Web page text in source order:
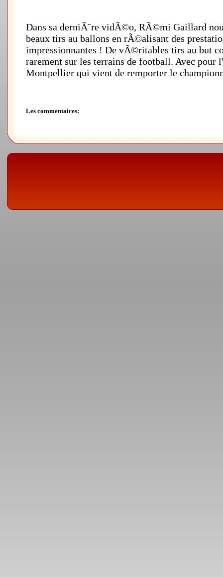
Dans sa derniÃ¨re vidÃ©o, RÃ©mi Gaillard
beaux tirs au ballons en rÃ©alisant des
impressionnantes ! De vÃ©ritables tirs au but
rarement sur les terrains de football. Avec
Montpellier qui vient de remporter le
Les commentaires: